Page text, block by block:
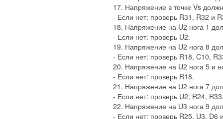
17. Напряжение в точке Vs
- Если нет: проверь R31, R32 и
18. Напряжение на U2 нога 1
- Если нет: проверь U2.
19. Напряжение на U2 нога 8
- Если нет: проверь R18, C10,
20. Напряжение на U2 нога 5 и
- Если нет: проверь R18.
21. Напряжение на U2 нога 7
- Если нет: проверь U2, R24,
22. Напряжение на U3 нога 9
- Если нет: проверь R25, U3, D6